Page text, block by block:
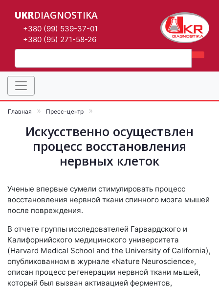
UKRDIAGNOSTIKA
+380 (99) 539-37-01
+380 (95) 271-58-26
Главная Пресс-центр
Искусственно осуществлен
процесс восстановления
нервных клеток
Ученые впервые сумели стимулировать процесс
восстановления нервной ткани спинного мозга мышей
после повреждения.
В отчете группы исследователей Гарвардского и
Калифорнийского медицинского университета
(Harvard Medical School and the University of California),
опубликованном в журнале «Nature Neuroscience»,
описан процесс регенерации нервной ткани мышей,
который был вызван активацией ферментов,